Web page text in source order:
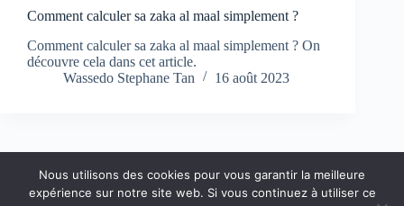
Comment calculer sa zaka al maal simplement ?
Comment calculer sa zaka al maal simplement ? On
découvre cela dans cet article.
Wassedo Stephane Tan
16 août 2023
Nous utilisons des cookies pour vous garantir la meilleure
expérience sur notre site web. Si vous continuez à utiliser ce